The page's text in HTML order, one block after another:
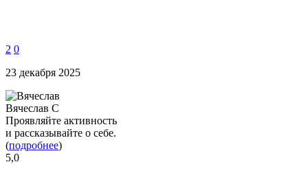
2 0
23 декабря 2025
Вячеслав С
Проявляйте активность
и рассказывайте о себе.
(подробнее)
5,0